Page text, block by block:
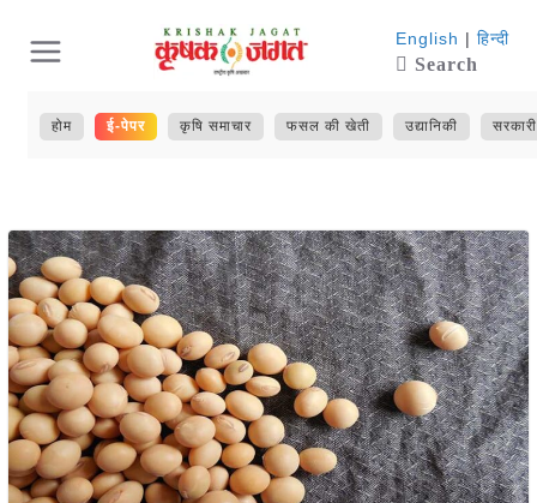
content
English | हिन्दी
Search
होम ई-पेपर कृषि समाचार फसल की खेती उद्यानिकी